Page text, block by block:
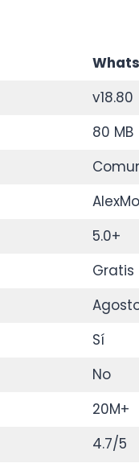
v18.80
80 MB
5.0+
Gratis
Sí
No
20M+
4.7/5